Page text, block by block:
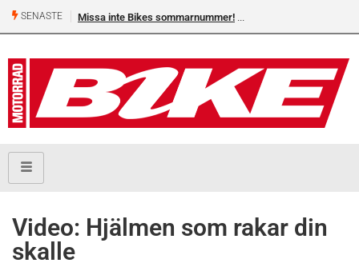
SENASTE Missa inte Bikes sommarnummer!
Video: Hjälmen som rakar din
skalle